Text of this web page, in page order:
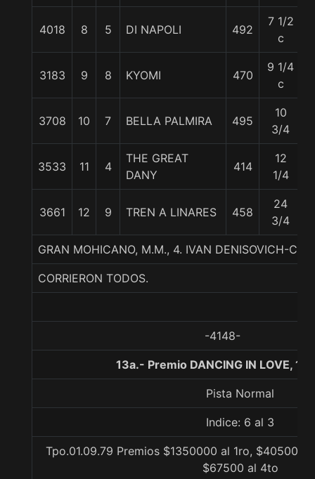
4018 8 5 DI NAPOLI 492
7 1/2
c
3183 9 8 KYOMI 470
9 1/4
c
3708 10 7 BELLA PALMIRA 495
10
3/4
3533 11 4
THE GREAT
DANY
414
12
1/4
3661 12 9 TREN A LINARES 458
24
3/4
GRAN MOHICANO, M.M., 4. IVAN DENISOVICH-
CORRIERON TODOS.
-4148-
13a.- Premio DANCING IN LOVE,
Pista Normal
Indice: 6 al 3
Tpo.01.09.79 Premios $1350000 al 1ro, $405000
$67500 al 4to